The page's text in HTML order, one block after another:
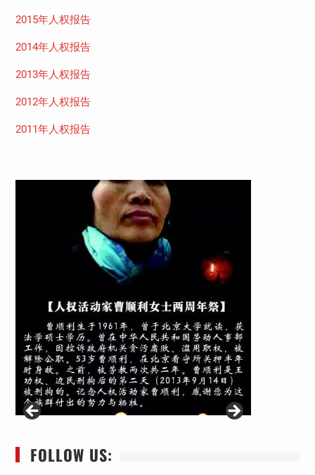
2015年人权报告
2014年人权报告
2013年人权报告
2012年人权报告
2011年人权报告
FOLLOW US: